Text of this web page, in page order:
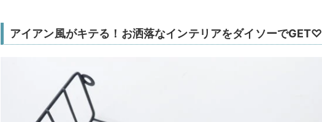
アイアン風がキテる！お洒落なインテリアをダイソーでGET♡